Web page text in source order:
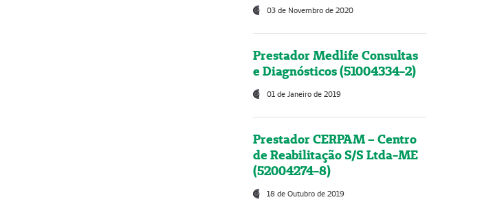
03 de Novembro de 2020
Prestador Medlife Consultas
e Diagnósticos (51004334-2)
01 de Janeiro de 2019
Prestador CERPAM – Centro
de Reabilitação S/S Ltda-ME
(52004274-8)
18 de Outubro de 2019